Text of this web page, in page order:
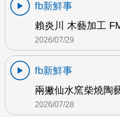
fb新鮮事
賴炎川 木藝加工
2026/07/29
fb新鮮事
兩撇仙水窯柴燒陶
2026/07/28